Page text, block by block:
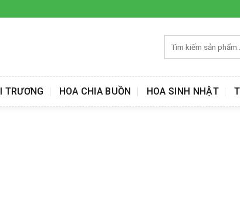
kiếm:
TRƯƠNG HOA CHIA BUỒN HOA SINH NHẬT